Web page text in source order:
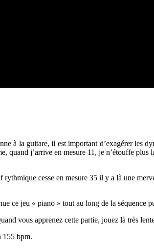
à la guitare, il est important d’exagérer les
j’arrive en mesure 11, je n’étouffe plus
cesse en mesure 35 il y a là une
ce jeu « piano » tout au long de la séquence
vous apprenez cette partie, jouez là très
155 bpm.